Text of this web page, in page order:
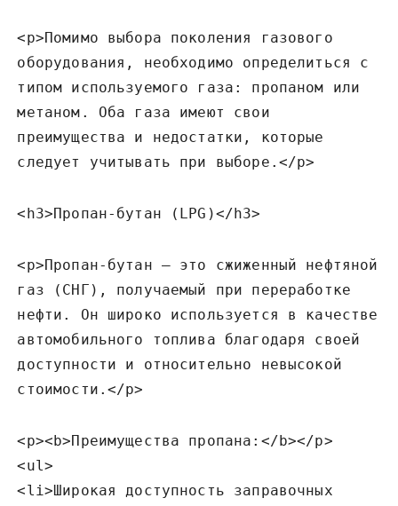
<p>Помимо выбора поколения газового
оборудования‚ необходимо определиться с
типом используемого газа: пропаном или
метаном. Оба газа имеют свои
преимущества и недостатки‚ которые
следует учитывать при выборе.</p>
<h3>Пропан-бутан (LPG)</h3>
<p>Пропан-бутан – это сжиженный нефтяной
газ (СНГ)‚ получаемый при переработке
нефти. Он широко используется в качестве
автомобильного топлива благодаря своей
доступности и относительно невысокой
стоимости.</p>
<p><b>Преимущества пропана:</b></p>
<ul>
<li>Широкая доступность заправочных